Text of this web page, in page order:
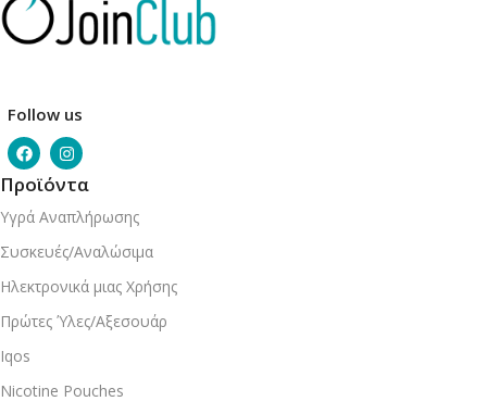
Follow us
Προϊόντα
Υγρά Αναπλήρωσης
Συσκευές/Αναλώσιμα
Ηλεκτρονικά μιας Χρήσης
Πρώτες Ύλες/Αξεσουάρ
Iqos
Nicotine Pouches